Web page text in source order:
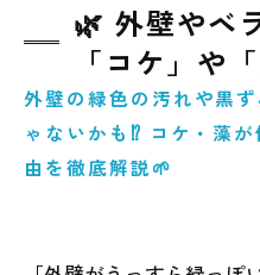
🌿 外壁やベ
「コケ」や
外壁の緑色の汚れや黒
ゃないかも⁉ コケ・藻
由を徹底解説🌱